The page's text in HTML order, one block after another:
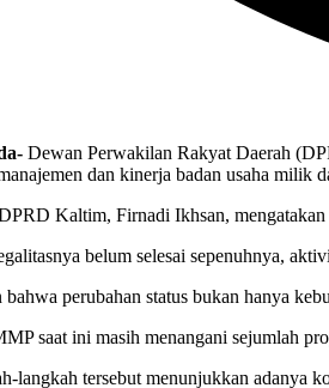
Dewan Perwakilan Rakyat Daerah
dan kinerja badan usaha milik
Kaltim, Firnadi Ikhsan, mengatakan
belum selesai sepenuhnya,
bahwa perubahan status bukan hanya
saat ini masih menangani sejumlah
langkah tersebut menunjukkan adanya